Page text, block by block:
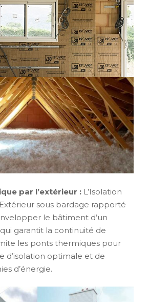
par l’extérieur : L’Isolation
sous bardage rapporté
le bâtiment d’un
garantit la continuité de
les ponts thermiques pour
d’isolation optimale et de
d’énergie.